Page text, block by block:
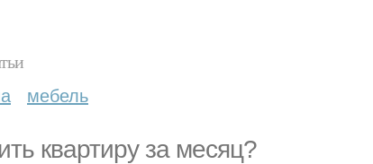
мебель
квартиру за месяц?